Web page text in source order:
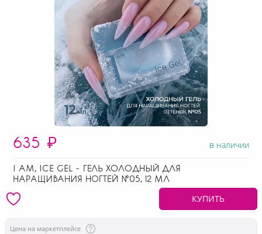
635 ₽ в наличии
I AM, ICE GEL - ГЕЛЬ ХОЛОДНЫЙ ДЛЯ
НАРАЩИВАНИЯ НОГТЕЙ №05, 12 МЛ
КУПИТЬ
Цена на маркетплейсе